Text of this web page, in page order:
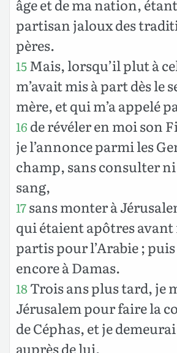
âge et de ma nation, étant
partisan jaloux des
pères.
15Mais, lorsqu’il plut à
m’avait mis à part dès le
mère, et qui m’a appelé
16 de révéler en moi son
je l’annonce parmi les
champ, sans consulter
sang,
17sans monter à
qui étaient apôtres
partis pour l’Arabie ;
encore à Damas.
18Trois ans plus tard, je
Jérusalem pour faire la
de Céphas, et je
auprès de lui.